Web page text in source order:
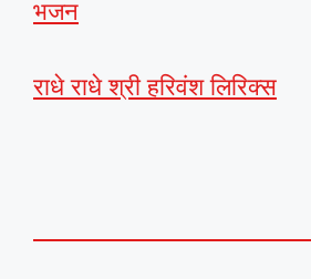
भजन
राधे राधे श्री हरिवंश लिरिक्स